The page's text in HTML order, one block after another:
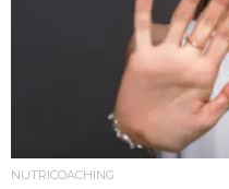
NUTRICOACHING